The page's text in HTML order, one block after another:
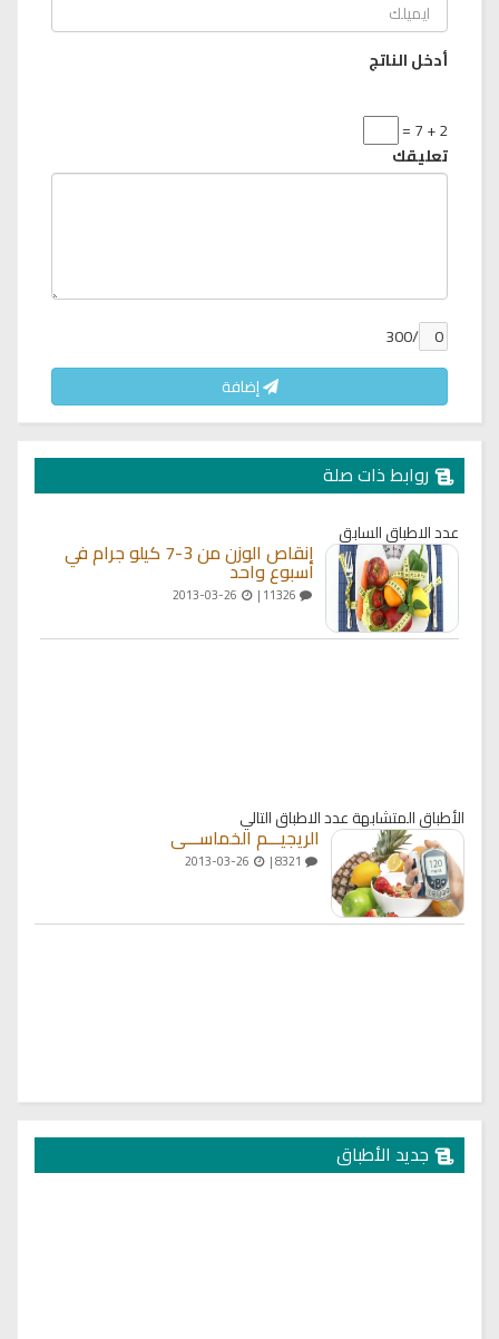
أدخل الناتج
2 + 7 =
تعليقك
/300
إضافة
روابط ذات صلة
عدد الاطباق السابق
إنقاص الوزن من 3-7 كيلو جرام في
أسبوع واحد
الأطباق المتشابهةعدد الاطباق التالي
الريجيـــم الخماســـى
جديد الأطباق